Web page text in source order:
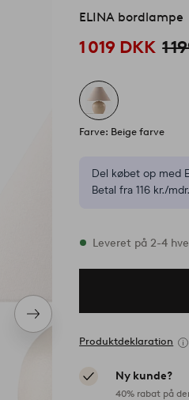
Næste
produkt
ELINA bordlampe
1 019 DKK 1
Farve: Beige farve
Del købet op med
Betal fra 116 kr./
På lager
Leveret på 2-4
Produktdeklaration
Ny kunde?
40% rabat på